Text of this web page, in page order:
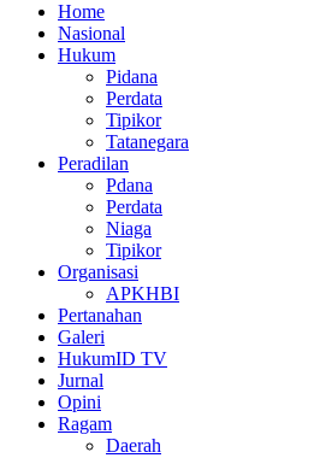
Home
Nasional
Hukum
Pidana
Perdata
Tipikor
Tatanegara
Peradilan
Pdana
Perdata
Niaga
Tipikor
Organisasi
APKHBI
Pertanahan
Galeri
HukumID TV
Jurnal
Opini
Ragam
Daerah